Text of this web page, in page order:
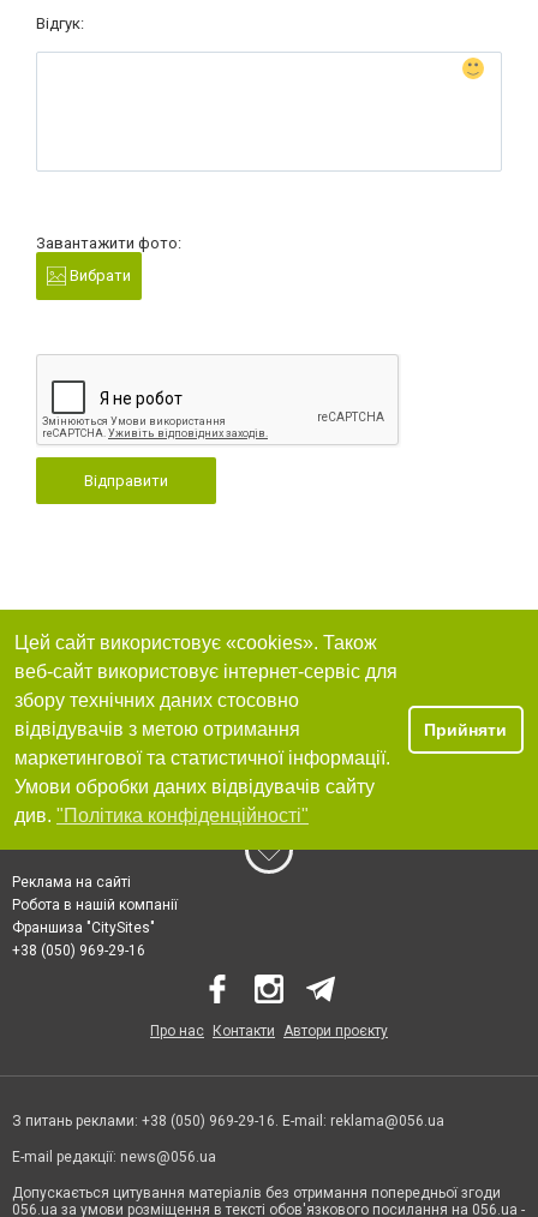
Відгук:
Завантажити фото:
Вибрати
Відправити
Цей сайт використовує «cookies». Також
веб-сайт використовує інтернет-сервіс для
збору технічних даних стосовно
відвідувачів з метою отримання
маркетингової та статистичної інформації.
Умови обробки даних відвідувачів сайту
див. "Політика конфіденційності"
Прийняти
Реклама на сайті
Робота в нашій компанії
Франшиза "CitySites"
+38 (050) 969-29-16
Про нас Контакти Автори проєкту
З питань реклами: +38 (050) 969-29-16. E-mail: reklama@056.ua
E-mail редакції: news@056.ua
Допускається цитування матеріалів без отримання попередньої згоди
056.ua за умови розміщення в тексті обов'язкового посилання на 056.ua -